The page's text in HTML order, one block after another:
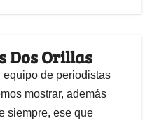
Dos Orillas
equipo de periodistas
mostrar, además
siempre, ese que